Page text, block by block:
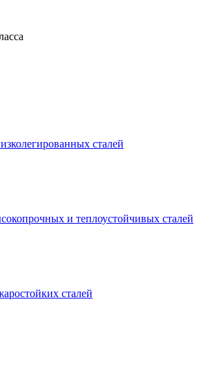
сталей
и теплоустойчивых сталей
сталей